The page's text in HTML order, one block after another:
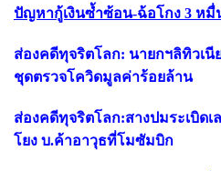
ปัญหากู้เงินซ้ำซ้อน-ฉ้อโกง 3 หมื่
ส่องคดีทุจริตโลก: นายกฯลิทิวเ
ชุดตรวจโควิดมูลค่าร้อยล้าน
ส่องคดีทุจริตโลก:สางปมระเบิดเ
โยง บ.ค้าอาวุธที่โมซัมบิก